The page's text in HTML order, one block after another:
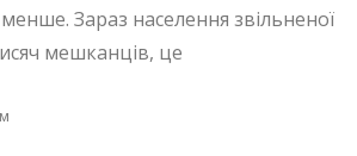
менше. Зараз населення звільненої
мешканців, це